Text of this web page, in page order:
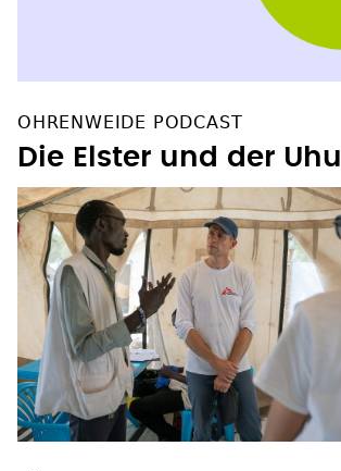
OHRENWEIDE PODCAST
Die Elster und der Uhu